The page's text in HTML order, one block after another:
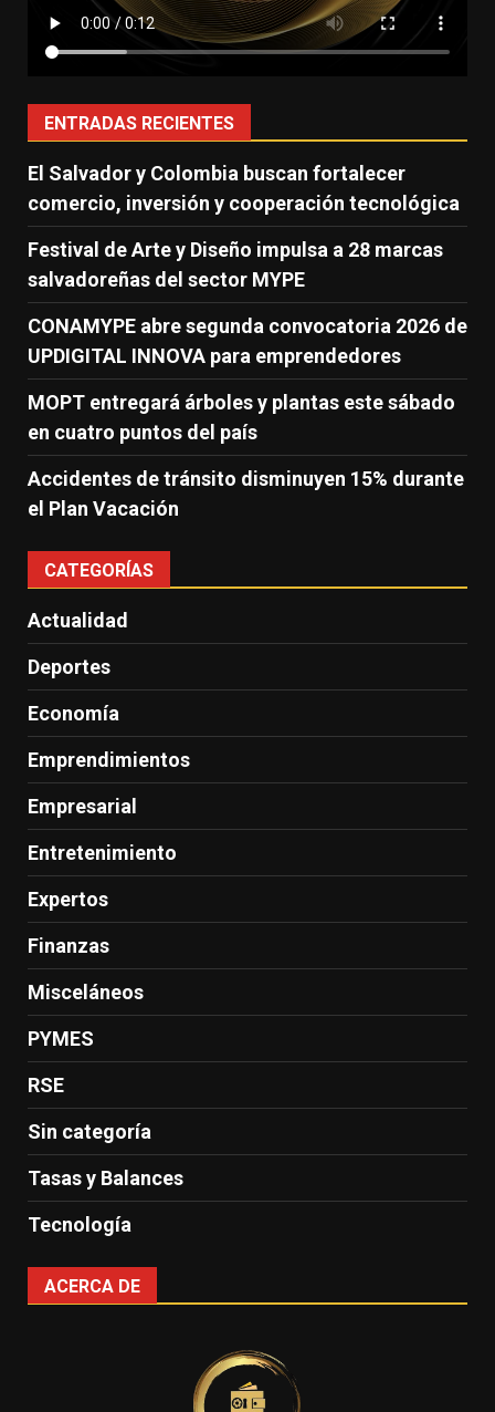
ENTRADAS RECIENTES
El Salvador y Colombia buscan fortalecer
comercio, inversión y cooperación tecnológica
Festival de Arte y Diseño impulsa a 28 marcas
salvadoreñas del sector MYPE
CONAMYPE abre segunda convocatoria 2026 de
UPDIGITAL INNOVA para emprendedores
MOPT entregará árboles y plantas este sábado
en cuatro puntos del país
Accidentes de tránsito disminuyen 15% durante
el Plan Vacación
CATEGORÍAS
Actualidad
Deportes
Economía
Emprendimientos
Empresarial
Entretenimiento
Expertos
Finanzas
Misceláneos
PYMES
RSE
Sin categoría
Tasas y Balances
Tecnología
ACERCA DE